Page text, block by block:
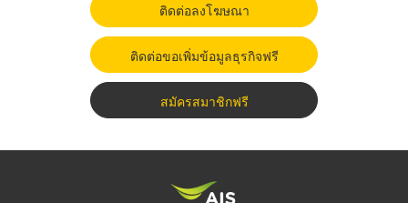
ติดต่อลงโฆษณา
ติดต่อขอเพิ่มข้อมูลธุรกิจฟรี
สมัครสมาชิกฟรี